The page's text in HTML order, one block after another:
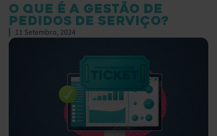
O QUE É A GESTÃO DE
PEDIDOS DE SERVIÇO?
11 Setembro, 2024